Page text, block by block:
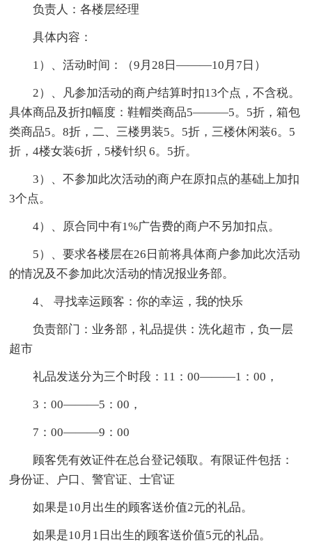
负责人：各楼层经理
具体内容：
1）、活动时间：（9月28日———10月7日）
2）、凡参加活动的商户结算时扣13个点，不含税。
具体商品及折扣幅度：鞋帽类商品5———5。5折，箱包
类商品5。8折，二、三楼男装5。5折，三楼休闲装6。5
折，4楼女装6折，5楼针织 6。5折。
3）、不参加此次活动的商户在原扣点的基础上加扣
3个点。
4）、原合同中有1%广告费的商户不另加扣点。
5）、要求各楼层在26日前将具体商户参加此次活动
的情况及不参加此次活动的情况报业务部。
4、 寻找幸运顾客：你的幸运，我的快乐
负责部门：业务部，礼品提供：洗化超市，负一层
超市
礼品发送分为三个时段：11：00———1：00，
3：00———5：00，
7：00———9：00
顾客凭有效证件在总台登记领取。有限证件包括：
身份证、户口、警官证、士官证
如果是10月出生的顾客送价值2元的礼品。
如果是10月1日出生的顾客送价值5元的礼品。